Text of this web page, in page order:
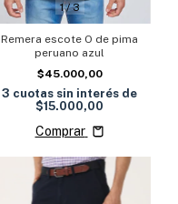
1/3
Remera escote O de pima
peruano azul
$45.000,00
3 cuotas sin interés de
$15.000,00
Comprar